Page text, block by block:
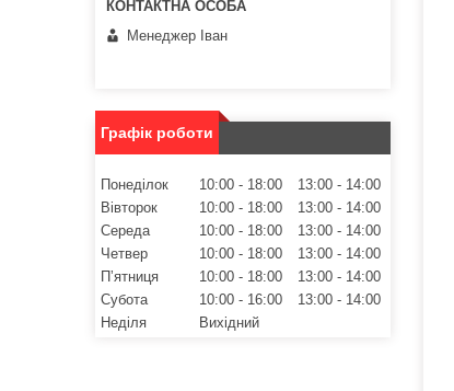
Менеджер Іван
Графік роботи
Понеділок 10:00 18:00 13:00
14:00
Вівторок
10:00 18:00 13:00
14:00
Середа
10:00 18:00 13:00
14:00
Четвер
10:00 18:00 13:00
14:00
Пʼятниця
10:00 18:00 13:00
14:00
Субота
10:00 16:00 13:00
14:00
Неділя
Вихідний